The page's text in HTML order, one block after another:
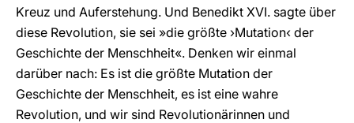
Kreuz und Auferstehung. Und Benedikt XVI. sagte über
diese Revolution, sie sei »die größte ›Mutation‹ der
Geschichte der Menschheit«. Denken wir einmal
darüber nach: Es ist die größte Mutation der
Geschichte der Menschheit, es ist eine wahre
Revolution, und wir sind Revolutionärinnen und